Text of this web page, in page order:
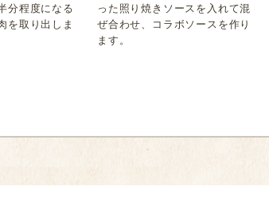
分程度になる
を取り出しま
った照り焼きソースを入れて混
ぜ合わせ、コラボソースを作り
ます。